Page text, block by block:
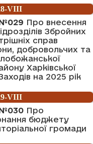
VIII
№029 Про внесення
Збройних
справ
добровольчих та
Харківської
на 2025 рік
VIII
№030 Про
бюджету
громади